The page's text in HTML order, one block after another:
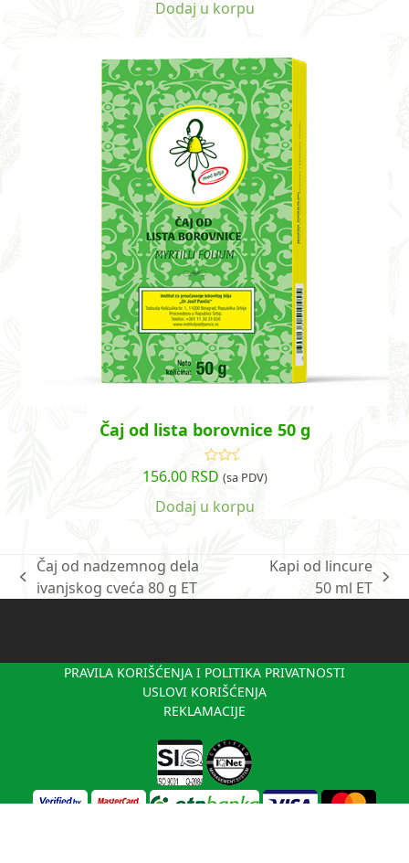
Dodaj u korpu
Čaj od lista borovnice 50 g
Ocenjeno
sa5.00od
156.00 RSD (sa PDV)
Dodaj u korpu
previous
Čaj od nadzemnog dela
ivanjskog cveća 80 g ET
Kapi od lincure
50 ml ET
PRAVILA KORIŠĆENJA I POLITIKA PRIVATNOSTI
USLOVI KORIŠĆENJA
REKLAMACIJE